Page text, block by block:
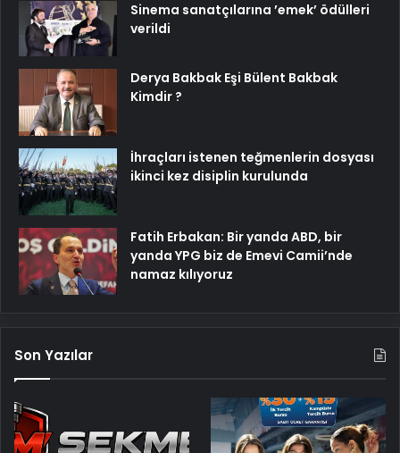
Sinema sanatçılarına ’emek’ ödülleri
verildi
Derya Bakbak Eşi Bülent Bakbak
Kimdir ?
İhraçları istenen teğmenlerin dosyası
ikinci kez disiplin kurulunda
Fatih Erbakan: Bir yanda ABD, bir
yanda YPG biz de Emevi Camii’nde
namaz kılıyoruz
Son Yazılar